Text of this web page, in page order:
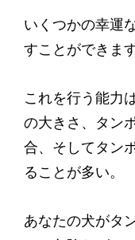
いくつかの幸運
すことができます
これを行う能力
の大きさ、タン
合、そしてタン
ることが多い。
あなたの犬がタ